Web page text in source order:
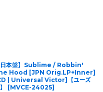
日本盤】Sublime / Robbin'
Hood [JPN Orig.LP+Inner]
| Universal Victor]【ユーズ
[MVCE-24025]